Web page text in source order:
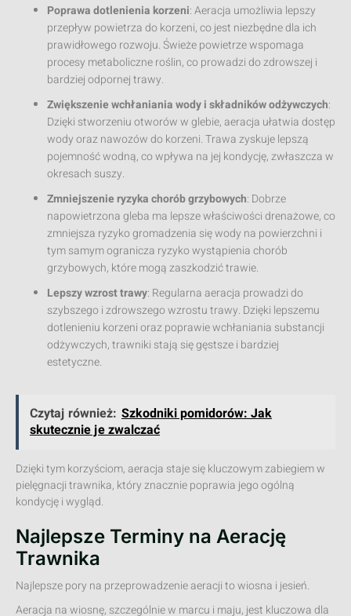
Poprawa dotlenienia korzeni: Aeracja umożliwia lepszy
przepływ powietrza do korzeni, co jest niezbędne dla ich
prawidłowego rozwoju. Świeże powietrze wspomaga
procesy metaboliczne roślin, co prowadzi do zdrowszej i
bardziej odpornej trawy.
Zwiększenie wchłaniania wody i składników odżywczych:
Dzięki stworzeniu otworów w glebie, aeracja ułatwia dostęp
wody oraz nawozów do korzeni. Trawa zyskuje lepszą
pojemność wodną, co wpływa na jej kondycję, zwłaszcza w
okresach suszy.
Zmniejszenie ryzyka chorób grzybowych: Dobrze
napowietrzona gleba ma lepsze właściwości drenażowe, co
zmniejsza ryzyko gromadzenia się wody na powierzchni i
tym samym ogranicza ryzyko wystąpienia chorób
grzybowych, które mogą zaszkodzić trawie.
Lepszy wzrost trawy: Regularna aeracja prowadzi do
szybszego i zdrowszego wzrostu trawy. Dzięki lepszemu
dotlenieniu korzeni oraz poprawie wchłaniania substancji
odżywczych, trawniki stają się gęstsze i bardziej
estetyczne.
Czytaj również: Szkodniki pomidorów: Jak
skutecznie je zwalczać
Dzięki tym korzyściom, aeracja staje się kluczowym zabiegiem w
pielęgnacji trawnika, który znacznie poprawia jego ogólną
kondycję i wygląd.
Najlepsze Terminy na Aerację
Trawnika
Najlepsze pory na przeprowadzenie aeracji to wiosna i jesień.
Aeracja na wiosnę, szczególnie w marcu i maju, jest kluczowa dla